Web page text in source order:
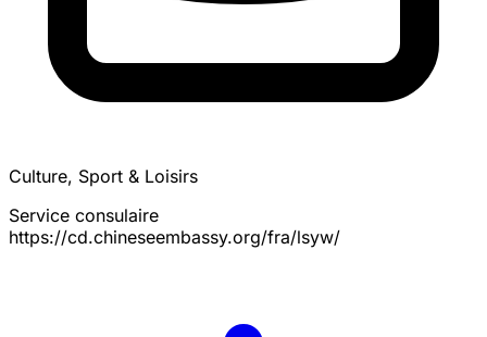
Culture, Sport & Loisirs
Service consulaire
https://cd.chineseembassy.org/fra/lsyw/